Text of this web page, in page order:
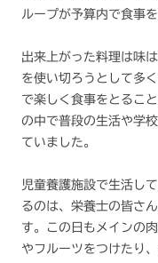
ループが予算内で食事
出来上がった料理は味
を使い切ろうとして多
で楽しく食事をとるこ
の中で普段の生活や学
ていました。
児童養護施設で生活し
るのは、栄養士の皆さ
す。この日もメインの
やフルーツをつけたり